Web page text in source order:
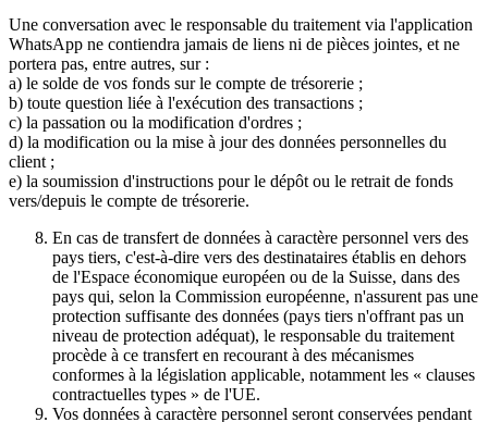
Une conversation avec le responsable du traitement via l'application
WhatsApp ne contiendra jamais de liens ni de pièces jointes, et ne
portera pas, entre autres, sur :
a) le solde de vos fonds sur le compte de trésorerie ;
b) toute question liée à l'exécution des transactions ;
c) la passation ou la modification d'ordres ;
d) la modification ou la mise à jour des données personnelles du
client ;
e) la soumission d'instructions pour le dépôt ou le retrait de fonds
vers/depuis le compte de trésorerie.
En cas de transfert de données à caractère personnel vers des
pays tiers, c'est-à-dire vers des destinataires établis en dehors
de l'Espace économique européen ou de la Suisse, dans des
pays qui, selon la Commission européenne, n'assurent pas une
protection suffisante des données (pays tiers n'offrant pas un
niveau de protection adéquat), le responsable du traitement
procède à ce transfert en recourant à des mécanismes
conformes à la législation applicable, notamment les « clauses
contractuelles types » de l'UE.
Vos données à caractère personnel seront conservées pendant